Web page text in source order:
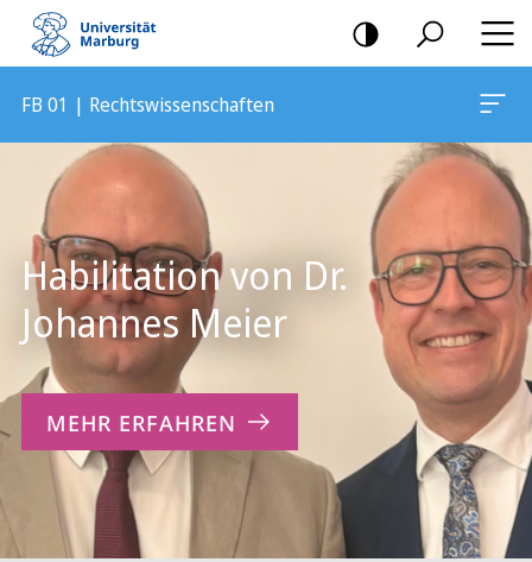
Mobile-
Navigation
FB 01 | Rechtswissenschaften
Hauptinhalt
Habilitation von Dr.
Johannes Meier
MEHR ERFAHREN